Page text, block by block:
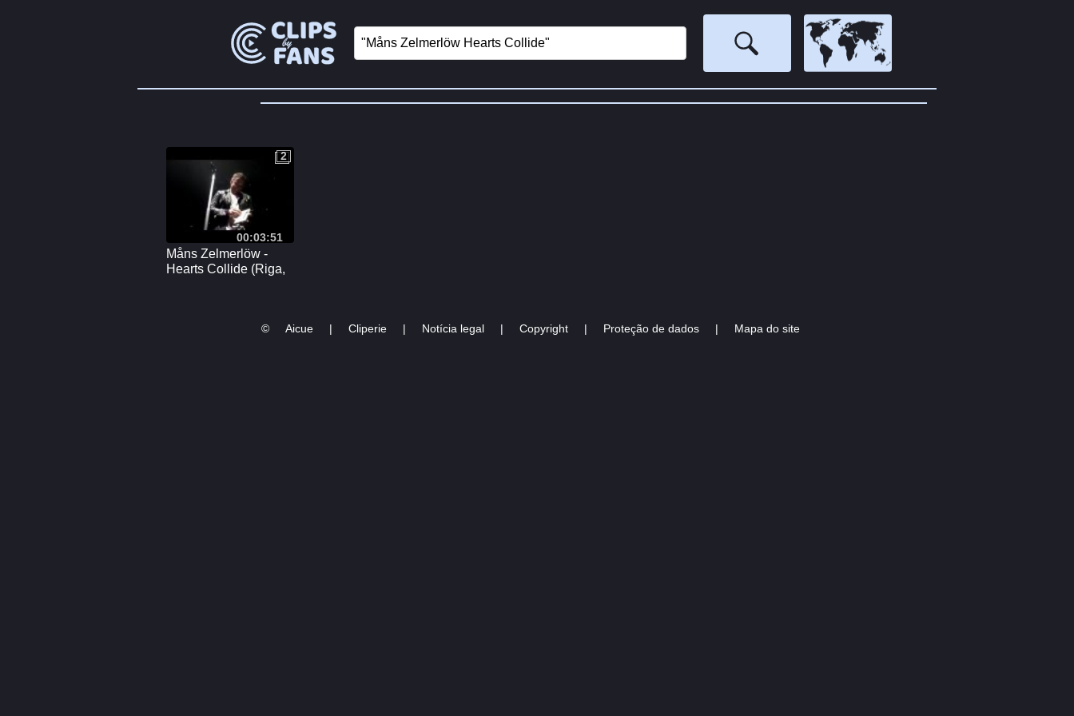
00:03:51
2
2
Måns Zelmerlöw -
Hearts Collide (Riga,
© Aicue | Cliperie | Notícia legal | Copyright | Proteção de dados | Mapa do site